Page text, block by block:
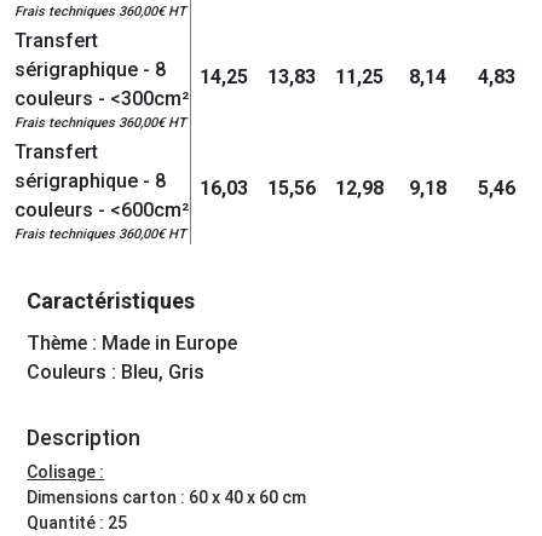
Frais techniques 360,00€ HT
Transfert
sérigraphique - 8
couleurs - <300cm²
Frais techniques 360,00€ HT
14,25 13,83 11,25 8,14 4,83
Transfert
sérigraphique - 8
couleurs - <600cm²
Frais techniques 360,00€ HT
16,03 15,56 12,98 9,18 5,46
Caractéristiques
Thème : Made in Europe
Couleurs : Bleu, Gris
Description
Colisage :
Dimensions carton : 60 x 40 x 60 cm
Quantité : 25